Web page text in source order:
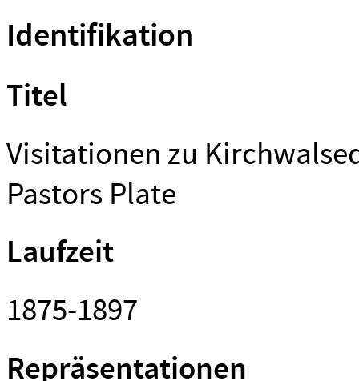
Identifikation
Titel
Visitationen zu
Pastors Plate
Laufzeit
1875-1897
Repräsentationen